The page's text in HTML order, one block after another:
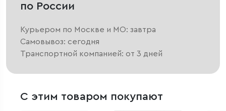
по России
Курьером по Москве и МО: завтра
Самовывоз: сегодня
Транспортной компанией: от 3 дней
С этим товаром покупают